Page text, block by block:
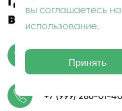
в Питкяранте
г. Питкяранта,
+7 (999) 286-01-40
вы соглашаетесь
использование.
Принять